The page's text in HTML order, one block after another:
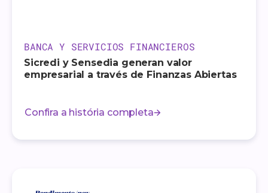
BANCA Y SERVICIOS FINANCIEROS
Sicredi y Sensedia generan valor
empresarial a través de Finanzas Abiertas
Confira a história completa